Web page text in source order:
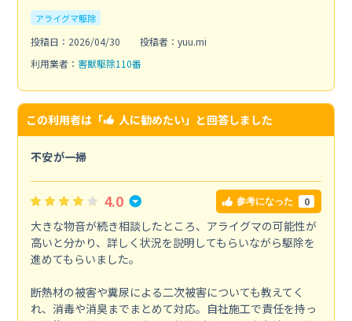
アライグマ駆除
投稿日：2026/04/30
投稿者：yuu.mi
利用業者： 害獣駆除110番
この利用者は「 人に勧めたい」と回答しました
不安が一掃
4.0 参考になった 0
大きな物音が続き相談したところ、アライグマの可能性が
高いと分かり、詳しく状況を説明してもらいながら駆除を
進めてもらいました。
断熱材の被害や糞尿による二次被害についても教えてく
れ、消毒や消臭までまとめて対応。自社施工で責任を持っ